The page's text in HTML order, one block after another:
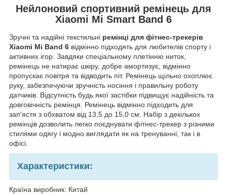
Нейлоновий спортивний ремінець для
Xiaomi Mi Smart Band 6
Зручні та надійні текстильні ремінці для фітнес-трекерів
Xiaomi Mi Band 6 відмінно підходять для любителів спорту і
активних ігор. Завдяки спеціальному плетінню ниток,
ремінець не натирає шкіру, добре амортизує, відмінно
пропускає повітря та відводить піт. Ремінець щільно охоплює
руку, забезпечуючи зручність носіння і правильну роботу
датчиків. Відсутність будь якої застібки підвищує надійність та
довговічність ремінця. Ремінець відмінно підходить для
зап'ястя з обхватом від 13,5 до 15,0 см. Набір з декількох
ремінців дозволить легко поєднувати фітнес-трекер з різними
стилями одягу і модно виглядати як на тренуванні, так і в
офісі.
Характеристики:
Країна виробник: Китай